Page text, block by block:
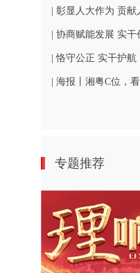
| 彰显人大作为 贡
| 协商赋能发展 实
| 恪守公正 实干护航
| 海报丨湘粤C位，
专题推荐